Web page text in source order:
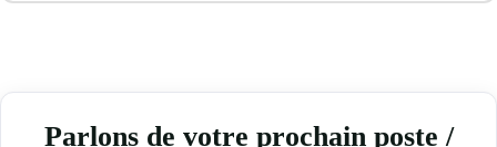
Parlons de votre prochain poste /